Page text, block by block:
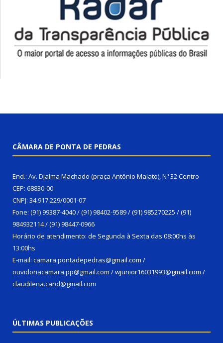
CÂMARA DE PONTA DE PEDRAS
End.: Av. Djalma Machado (praça Antônio Malato), Nº 32 Centro
CEP: 68830-00
CNPJ: 34.917.229/0001-07
Fone: (91) 99387-4040 / (91) 98402-9589 / (91) 985270225 / (91)
984932114 / (91) 98447-0966
Horário de atendimento: de Segunda à Sexta das 08:00hs às
13:00hs
E-mail: camara.pontadepedras@gmail.com /
ouvidoriacamara.pp@gmail.com / wjunior16031993@gmail.com /
claudilena.carol@gmail.com
ÚLTIMAS PUBLICAÇÕES